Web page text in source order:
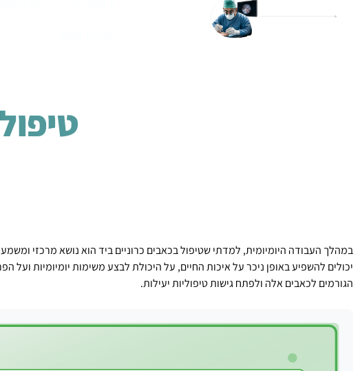
במהלך העבודה היומיומית, למדתי שטיפול בכאבים כרוניים ביד הוא נושא מרכזי
יכולים להשפיע באופן ניכר על איכות החיים, על היכולת לבצע משימות יומיומיות ועל
הגורמים לכאבים אלה ולפתח גישות טיפוליות יעילות.